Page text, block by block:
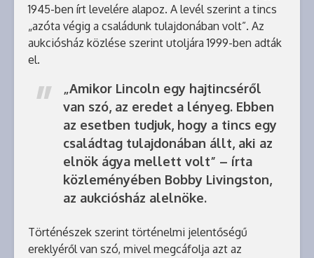
1945-ben írt levelére alapoz. A levél szerint a tincs
„azóta végig a családunk tulajdonában volt”. Az
aukciósház közlése szerint utoljára 1999-ben adták
el.
„Amikor Lincoln egy hajtincséről
van szó, az eredet a lényeg. Ebben
az esetben tudjuk, hogy a tincs egy
családtag tulajdonában állt, aki az
elnök ágya mellett volt” – írta
közleményében Bobby Livingston,
az aukciósház alelnöke.
Történészek szerint történelmi jelentőségű
ereklyéről van szó, mivel megcáfolja azt az